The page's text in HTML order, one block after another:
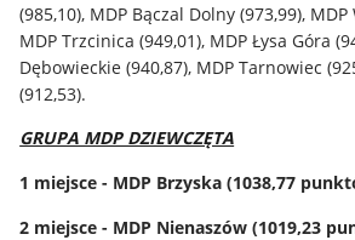
(985,10), MDP Bączal Dolny (973,99), MDP
MDP Trzcinica (949,01), MDP Łysa Góra
Dębowieckie (940,87), MDP Tarnowiec
(912,53).
GRUPA MDP DZIEWCZĘTA
1 miejsce - MDP Brzyska (1038,77
2 miejsce - MDP Nienaszów (1019,23